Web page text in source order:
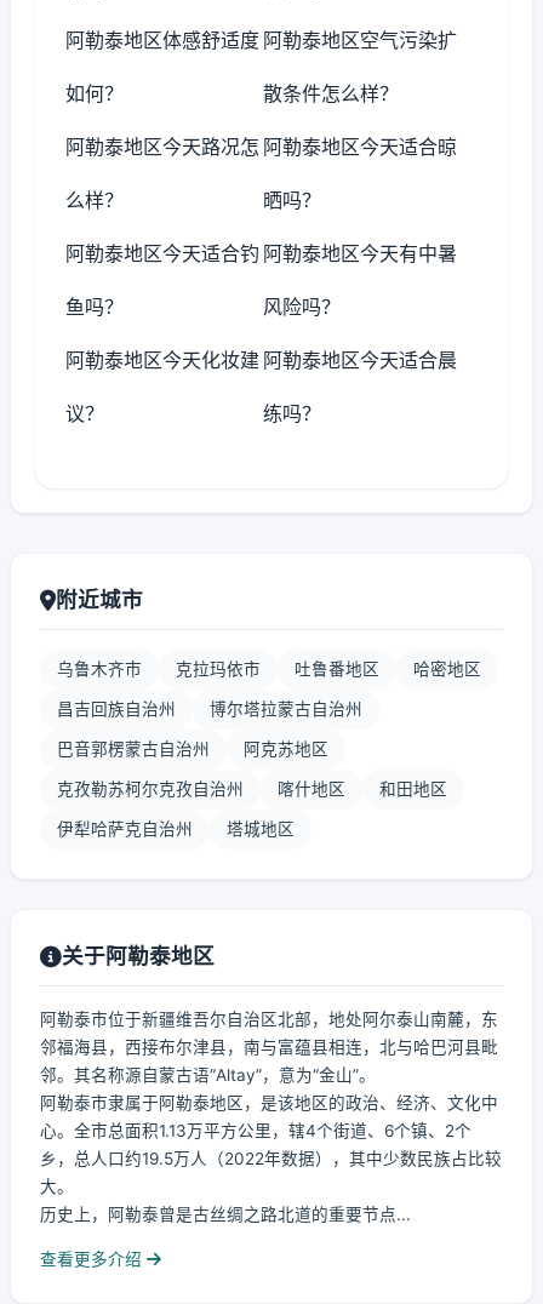
阿勒泰地区体感舒适度
如何？
阿勒泰地区空气污染扩
散条件怎么样？
阿勒泰地区今天路况怎
么样？
阿勒泰地区今天适合晾
晒吗？
阿勒泰地区今天适合钓
鱼吗？
阿勒泰地区今天有中暑
风险吗？
阿勒泰地区今天化妆建
议？
阿勒泰地区今天适合晨
练吗？
附近城市
乌鲁木齐市 克拉玛依市 吐鲁番地区 哈密地区
昌吉回族自治州 博尔塔拉蒙古自治州
巴音郭楞蒙古自治州 阿克苏地区
克孜勒苏柯尔克孜自治州 喀什地区 和田地区
伊犁哈萨克自治州 塔城地区
关于阿勒泰地区
阿勒泰市位于新疆维吾尔自治区北部，地处阿尔泰山南麓，东
邻福海县，西接布尔津县，南与富蕴县相连，北与哈巴河县毗
邻。其名称源自蒙古语“Altay”，意为“金山”。
阿勒泰市隶属于阿勒泰地区，是该地区的政治、经济、文化中
心。全市总面积1.13万平方公里，辖4个街道、6个镇、2个
乡，总人口约19.5万人（2022年数据），其中少数民族占比较
大。
历史上，阿勒泰曾是古丝绸之路北道的重要节点...
查看更多介绍